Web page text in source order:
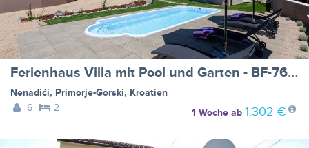
Ferienhaus Villa mit Pool und Garten - BF-768H5
Nenadići, Primorje-Gorski, Kroatien
6
2 1 Wocheab 1.302 €